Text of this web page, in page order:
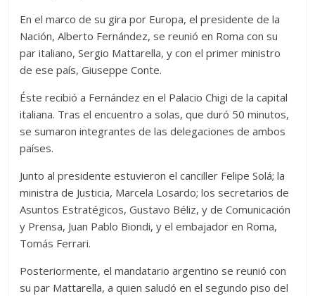
En el marco de su gira por Europa, el presidente de la
Nación, Alberto Fernández, se reunió en Roma con su
par italiano, Sergio Mattarella, y con el primer ministro
de ese país, Giuseppe Conte.
Éste recibió a Fernández en el Palacio Chigi de la capital
italiana. Tras el encuentro a solas, que duró 50 minutos,
se sumaron integrantes de las delegaciones de ambos
países.
Junto al presidente estuvieron el canciller Felipe Solá; la
ministra de Justicia, Marcela Losardo; los secretarios de
Asuntos Estratégicos, Gustavo Béliz, y de Comunicación
y Prensa, Juan Pablo Biondi, y el embajador en Roma,
Tomás Ferrari.
Posteriormente, el mandatario argentino se reunió con
su par Mattarella, a quien saludó en el segundo piso del